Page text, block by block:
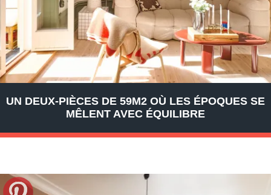
UN DEUX-PIÈCES DE 59M2 OÙ LES ÉPOQUES SE
MÊLENT AVEC ÉQUILIBRE